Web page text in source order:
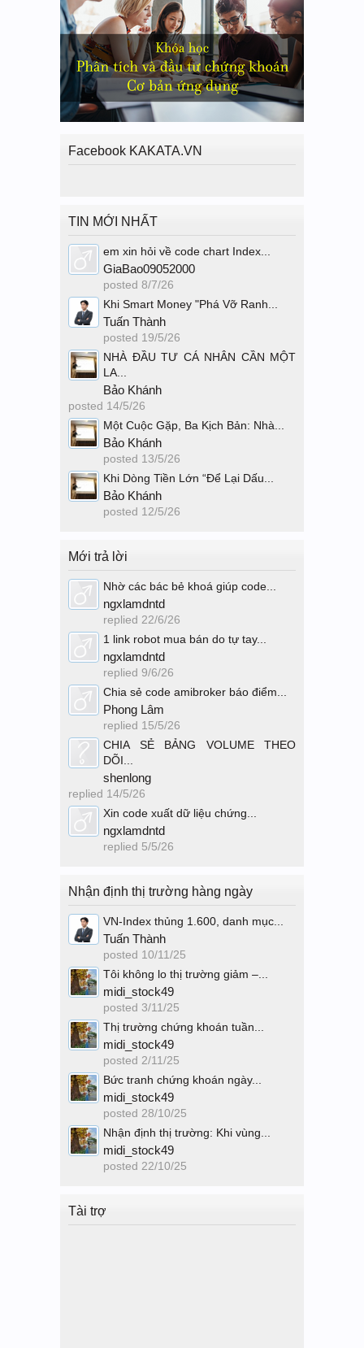
Facebook KAKATA.VN
TIN MỚI NHẤT
em xin hỏi về code chart Index...
GiaBao09052000
posted 8/7/26
Khi Smart Money "Phá Vỡ Ranh...
Tuấn Thành
posted 19/5/26
NHÀ ĐẦU TƯ CÁ NHÂN CẦN MỘT
LA...
Bảo Khánh
posted 14/5/26
Một Cuộc Gặp, Ba Kịch Bản: Nhà...
Bảo Khánh
posted 13/5/26
Khi Dòng Tiền Lớn “Để Lại Dấu...
Bảo Khánh
posted 12/5/26
Mới trả lời
Nhờ các bác bẻ khoá giúp code...
ngxlamdntd
replied 22/6/26
1 link robot mua bán do tự tay...
ngxlamdntd
replied 9/6/26
Chia sẻ code amibroker báo điểm...
Phong Lâm
replied 15/5/26
CHIA SẺ BẢNG VOLUME THEO
DÕI...
shenlong
replied 14/5/26
Xin code xuất dữ liệu chứng...
ngxlamdntd
replied 5/5/26
Nhận định thị trường hàng ngày
VN-Index thủng 1.600, danh mục...
Tuấn Thành
posted 10/11/25
Tôi không lo thị trường giảm –...
midi_stock49
posted 3/11/25
Thị trường chứng khoán tuần...
midi_stock49
posted 2/11/25
Bức tranh chứng khoán ngày...
midi_stock49
posted 28/10/25
Nhận định thị trường: Khi vùng...
midi_stock49
posted 22/10/25
Tài trợ